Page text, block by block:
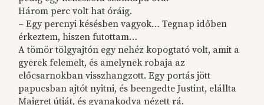
Három perc volt hat óráig.
– Egy percnyi késésben vagyok… Tegnap időben
érkeztem, hiszen futottam…
A tömör tölgyajtón egy nehéz kopogtató volt, amit a
gyerek felemelt, és amelynek robaja az
előcsarnokban visszhangzott. Egy portás jött
papucsban ajtót nyitni, és beengedte Justint, elállta
Maigret útját, és gyanakodva nézett rá.